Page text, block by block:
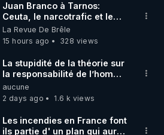
Juan Branco à Tarnos:
Ceuta, le narcotrafic et le
pouvoir en France
La Revue De Brêle
15 hours ago
328 views
La stupidité de la théorie sur
la responsabilité de l’homme
concernant le dioxyde de
carbone.
aucune
2 days ago
1.6 k views
Les incendies en France font
ils partie d' un plan qui aurait